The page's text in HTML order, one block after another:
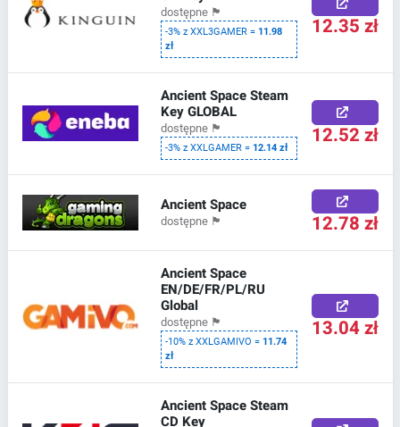
dostępne 🏴
-3% z XXL3GAMER =11.98
zł
12.35 zł
Ancient Space Steam
Key GLOBAL
dostępne 🏴
-3% z XXLGAMER =12.14 zł 12.52 zł
Ancient Space
dostępne 🏴 12.78 zł
Ancient Space
EN/DE/FR/PL/RU
Global
dostępne 🏴
-10% z XXLGAMIVO =11.74
zł
13.04 zł
Ancient Space Steam
CD Key